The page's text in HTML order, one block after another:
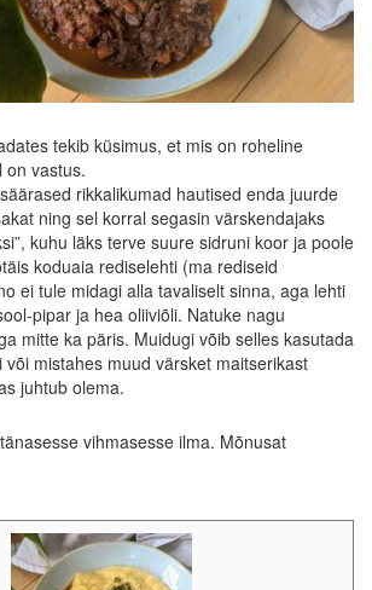
tekib küsimus, et mis on roheline
on vastus.
rikkalikumad hautised enda juurde
ning sel korral segasin värskendajaks
kuhu läks terve suure sidruni koor ja poole
koduaia rediselehti (ma rediseid
ei tule midagi alla tavaliselt sinna, aga lehti
pipar ja hea oliiviõli. Natuke nagu
mitte ka päris. Muidugi võib selles kasutada
mistahes muud värsket maitserikast
juhtub olema.
vihmasesse ilma. Mõnusat